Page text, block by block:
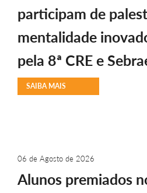
participam de
mentalidade
pela 8ª CRE e
SAIBA MAIS
06 de Agosto de 2026
Alunos premiados